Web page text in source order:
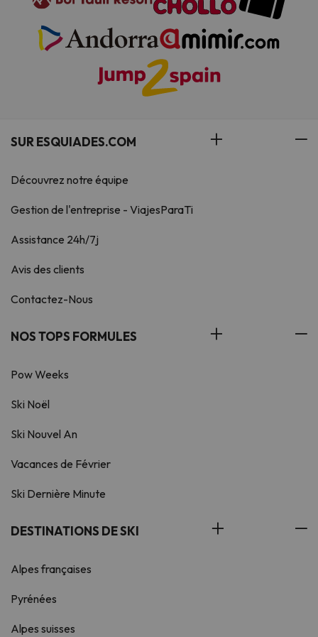
SUR ESQUIADES.COM
Découvrez notre équipe
Gestion de l'entreprise - ViajesParaTi
Assistance 24h/7j
Avis des clients
Contactez-Nous
NOS TOPS FORMULES
Pow Weeks
Ski Noël
Ski Nouvel An
Vacances de Février
Ski Dernière Minute
DESTINATIONS DE SKI
Alpes françaises
Pyrénées
Alpes suisses